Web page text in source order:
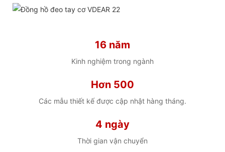
đeo/bộ máy/bao bì để lựa chọn.
ngân sách thấp
16 năm
Kinh nghiệm trong ngành
Hơn 500
Các mẫu thiết kế được cập nhật hàng tháng.
4 ngày
Thời gian vận chuyển